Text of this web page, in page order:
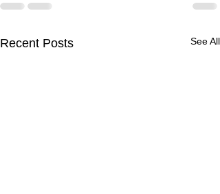
Recent Posts See All